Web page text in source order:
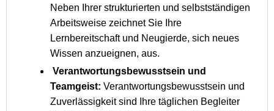
Neben Ihrer strukturierten und selbstständigen
Arbeitsweise zeichnet Sie Ihre
Lernbereitschaft und Neugierde, sich neues
Wissen anzueignen, aus.
Verantwortungsbewusstsein und
Teamgeist: Verantwortungsbewusstsein und
Zuverlässigkeit sind Ihre täglichen Begleiter